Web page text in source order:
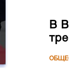
В